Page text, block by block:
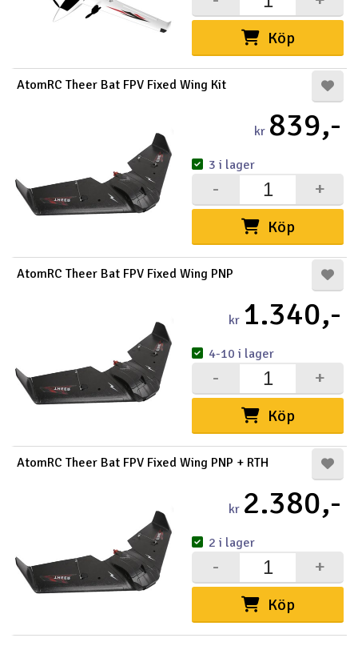
Köp
AtomRC Theer Bat FPV Fixed Wing Kit
kr 839,-
Köp
+
-
3 i lager
AtomRC Theer Bat FPV Fixed Wing PNP
kr 1.340,-
Köp
+
-
4-10 i lager
AtomRC Theer Bat FPV Fixed Wing PNP + RTH
kr 2.380,-
Köp
+
-
2 i lager